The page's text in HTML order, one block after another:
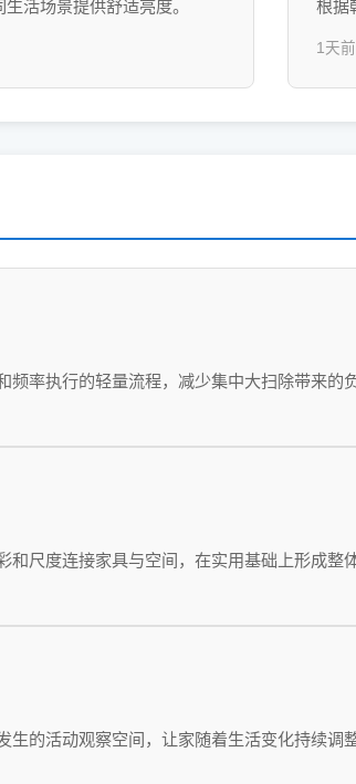
活场景提供舒适亮度。 根据
1天
频率执行的轻量流程，减少集中大扫除带来的负
和尺度连接家具与空间，在实用基础上形成整体
生的活动观察空间，让家随着生活变化持续调整